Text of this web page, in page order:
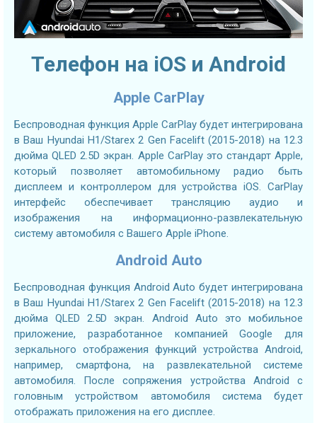
Телефон на iOS и Android
Apple CarPlay
Беспроводная функция Apple CarPlay будет интегрирована
в Ваш Hyundai H1/Starex 2 Gen Facelift (2015-2018) на 12.3
дюйма QLED 2.5D экран. Apple CarPlay это стандарт Apple,
который позволяет автомобильному радио быть
дисплеем и контроллером для устройства iOS. CarPlay
интерфейс обеспечивает трансляцию аудио и
изображения на информационно-развлекательную
систему автомобиля с Вашего Apple iPhone.
Android Auto
Беспроводная функция Android Auto будет интегрирована
в Ваш Hyundai H1/Starex 2 Gen Facelift (2015-2018) на 12.3
дюйма QLED 2.5D экран. Android Auto это мобильное
приложение, разработанное компанией Google для
зеркального отображения функций устройства Android,
например, смартфона, на развлекательной системе
автомобиля. После сопряжения устройства Android с
головным устройством автомобиля система будет
отображать приложения на его дисплее.